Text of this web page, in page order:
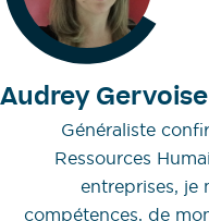
Audrey Gervoise
Généraliste
Ressources
entreprises, je
compétences, de